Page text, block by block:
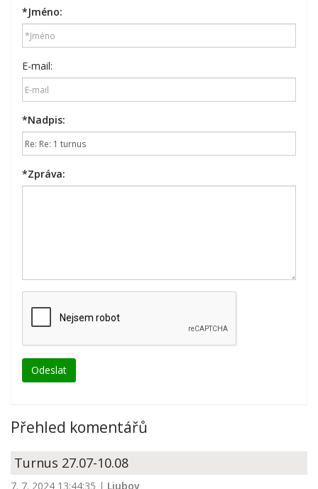
*Jméno:
E-mail:
*Nadpis:
*Zpráva:
Přehled komentářů
Turnus 27.07-10.08
7. 7. 2024 13:44:35 | Liubov